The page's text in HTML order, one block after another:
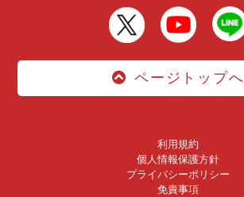
ページトップへ
利用規約
個人情報保護方針
プライバシーポリシー
免責事項